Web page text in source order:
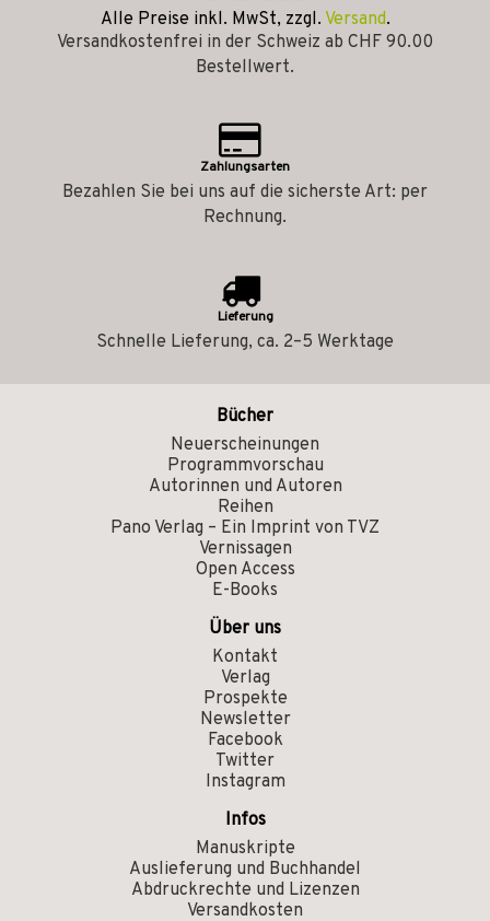
Alle Preise inkl. MwSt, zzgl. Versand.
Versandkostenfrei in der Schweiz ab CHF 90.00
Bestellwert.
Zahlungsarten
Bezahlen Sie bei uns auf die sicherste Art: per
Rechnung.
Lieferung
Schnelle Lieferung, ca. 2–5 Werktage
Bücher
Neuerscheinungen
Programmvorschau
Autorinnen und Autoren
Reihen
Pano Verlag – Ein Imprint von TVZ
Vernissagen
Open Access
E-Books
Über uns
Kontakt
Verlag
Prospekte
Newsletter
Facebook
Twitter
Instagram
Infos
Manuskripte
Auslieferung und Buchhandel
Abdruckrechte und Lizenzen
Versandkosten